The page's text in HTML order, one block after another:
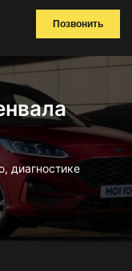
Позвонить
диагностике